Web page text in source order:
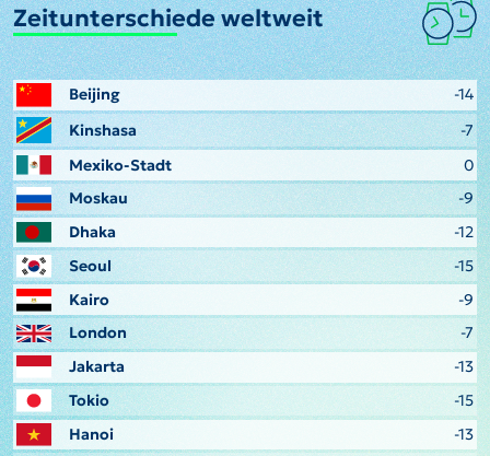
Zeitunterschiede weltweit
Beijing
-14
Kinshasa
-7
Mexiko-Stadt
0
Moskau
-9
Dhaka
-12
Seoul
-15
Kairo
-9
London
-7
Jakarta
-13
Tokio
-15
Hanoi
-13